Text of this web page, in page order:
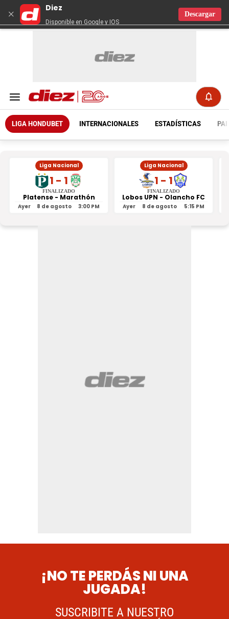
×
Diez
Disponible en Google y IOS
Descargar
LIGA HONDUBET INTERNACIONALES ESTADÍSTICAS
Liga Nacional
1 - 1
FINALIZADO
Platense - Marathón
Ayer 8 de agosto 3:00 PM
Liga Nacional
1 - 1
FINALIZADO
Lobos UPN - Olancho FC
Ayer 8 de agosto 5:15 PM
¡NO TE PERDÁS NI UNA
JUGADA!
SUSCRIBITE A NUESTRO